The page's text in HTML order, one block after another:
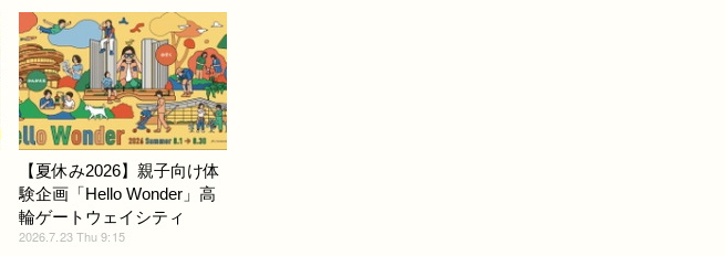
【夏休み2026】親子向け体
験企画「Hello Wonder」高
輪ゲートウェイシティ
2026.7.23 Thu 9:15